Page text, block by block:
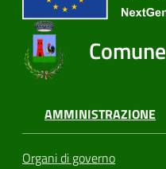
AMMINISTRAZIONE
Organi di governo